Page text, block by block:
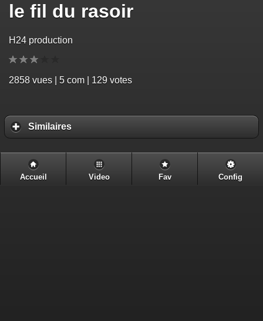
le fil du rasoir
H24 production
2858 vues | 5 com | 129 votes
Similaires
Accueil Video Fav Config